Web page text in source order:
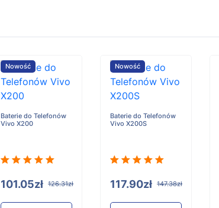
Nowość
Baterie do Telefonów
Vivo X200
101.05zł 126.31zł
Nowość
Baterie do Telefonów
Vivo X200S
117.90zł 147.38zł